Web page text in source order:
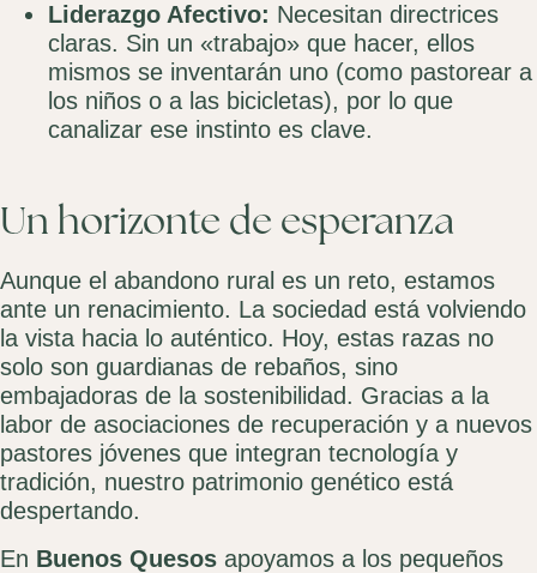
Liderazgo Afectivo: Necesitan directrices
claras. Sin un «trabajo» que hacer, ellos
mismos se inventarán uno (como pastorear a
los niños o a las bicicletas), por lo que
canalizar ese instinto es clave.
Un horizonte de esperanza
Aunque el abandono rural es un reto, estamos
ante un renacimiento. La sociedad está volviendo
la vista hacia lo auténtico. Hoy, estas razas no
solo son guardianas de rebaños, sino
embajadoras de la sostenibilidad. Gracias a la
labor de asociaciones de recuperación y a nuevos
pastores jóvenes que integran tecnología y
tradición, nuestro patrimonio genético está
despertando.
En Buenos Quesos apoyamos a los pequeños